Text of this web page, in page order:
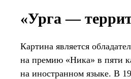
«Урга —
Картина является
на премию «Ника» в пяти
на иностранном языке. В